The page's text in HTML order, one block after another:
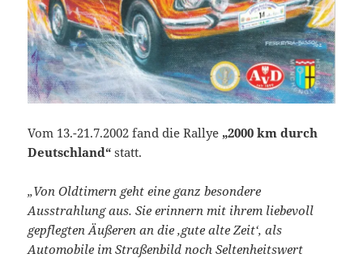
Vom 13.-21.7.2002 fand die Rallye „2000 km durch
Deutschland“ statt.
„Von Oldtimern geht eine ganz besondere
Ausstrahlung aus. Sie erinnern mit ihrem liebevoll
gepflegten Äußeren an die ‚gute alte Zeit‘, als
Automobile im Straßenbild noch Seltenheitswert